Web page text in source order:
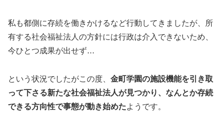
私も都側に存続を働きかけるなど行動してきましたが、所
有する社会福祉法人の方針には行政は介入できないため、
今ひとつ成果が出せず…
という状況でしたがこの度、 金町学園の施設機能を引き取
って下さる新たな社会福祉法人が見つかり、なんとか存続
できる方向性で事態が動き始めたようです。